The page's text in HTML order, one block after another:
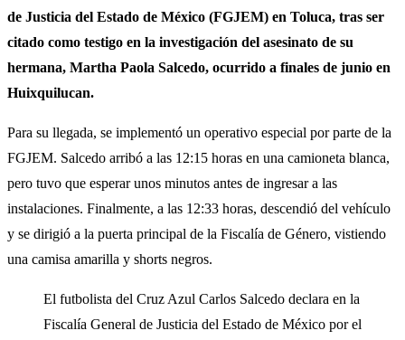
de Justicia del Estado de México (FGJEM) en Toluca, tras ser
citado como testigo en la investigación del asesinato de su
hermana, Martha Paola Salcedo, ocurrido a finales de junio en
Huixquilucan.
Para su llegada, se implementó un operativo especial por parte de la
FGJEM. Salcedo arribó a las 12:15 horas en una camioneta blanca,
pero tuvo que esperar unos minutos antes de ingresar a las
instalaciones. Finalmente, a las 12:33 horas, descendió del vehículo
y se dirigió a la puerta principal de la Fiscalía de Género, vistiendo
una camisa amarilla y shorts negros.
El futbolista del Cruz Azul Carlos Salcedo declara en la
Fiscalía General de Justicia del Estado de México por el